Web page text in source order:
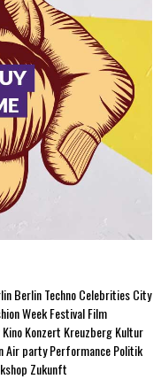
Berlin TechnoCelebritiesCity
WeekFestivalFilm
KinoKonzert KreuzbergKultur
AirpartyPerformancePolitik
Zukunft